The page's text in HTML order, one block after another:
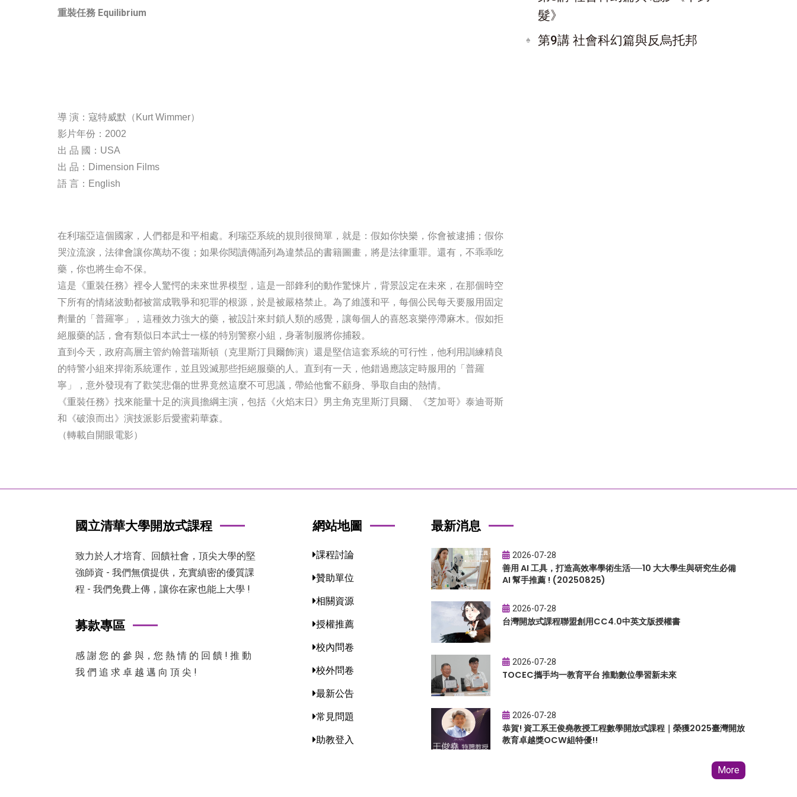
重裝任務 Equilibrium
導 演：寇特威默（ Kurt Wimmer）
影片年份：2002
出 品 國：USA
出 品：Dimension Films
語 言：English
在利瑞亞這個國家，人們都是和平相處。利瑞亞系統的規則很簡單，就是：假如你快樂，你會被逮捕；假你
哭泣流淚，法律會讓你萬劫不復；如果你閱讀傳誦列為違禁品的書籍圖畫，將是法律重罪。還有，不乖乖吃
藥，你也將生命不保。
這是《重裝任務》裡令人驚愕的未來世界模型，這是一部鋒利的動作驚悚片，背景設定在未來，在那個時空
下所有的情緒波動都被當成戰爭和犯罪的根源，於是被嚴格禁止。為了維護和平，每個公民每天要服用固定
劑量的「普羅寧」，這種效力強大的藥，被設計來封鎖人類的感覺，讓每個人的喜怒哀樂停滯麻木。假如拒
絕服藥的話，會有類似日本武士一樣的特別警察小組，身著制服將你捕殺。
直到今天，政府高層主管約翰普瑞斯頓（克里斯汀貝爾飾演）還是堅信這套系統的可行性，他利用訓練精良
的特警小組來捍衛系統運作，並且毀滅那些拒絕服藥的人。直到有一天，他錯過應該定時服用的「普羅
寧」，意外發現有了歡笑悲傷的世界竟然這麼不可思議，帶給他奮不顧身、爭取自由的熱情。
《重裝任務》找來能量十足的演員擔綱主演，包括《火焰末日》男主角克里斯汀貝爾、《芝加哥》泰迪哥斯
和《破浪而出》演技派影后愛蜜莉華森。
（轉載自開眼電影）
髮》
第9講 社會科幻篇與反烏托邦
國立清華大學開放式課程
致力於人才培育、回饋社會，頂尖大學的堅
強師資 - 我們無償提供，充實縝密的優質課
程 - 我們免費上傳，讓你在家也能上大學 !
募款專區
感 謝 您 的 參 與，您 熱 情 的 回 饋 ! 推 動
我 們 追 求 卓 越 邁 向 頂 尖 !
網站地圖
課程討論
贊助單位
相關資源
授權推薦
校內問卷
校外問卷
最新公告
常見問題
助教登入
最新消息
2026-07-28
善用 AI 工具，打造高效率學術生活──10 大大學生與研究生必備
AI 幫手推薦 ! (20250825)
2026-07-28
台灣開放式課程聯盟創用CC4.0中英文版授權書
2026-07-28
TOCEC攜手均一教育平台 推動數位學習新未來
2026-07-28
恭賀! 資工系王俊堯教授工程數學開放式課程｜榮獲2025臺灣開放
教育卓越獎OCW組特優!!
More